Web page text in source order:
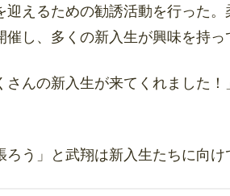
えるための勧誘活動を行った
し、多くの新入生が興味を持っ
さんの新入生が来てくれました
う」と武翔は新入生たちに向け